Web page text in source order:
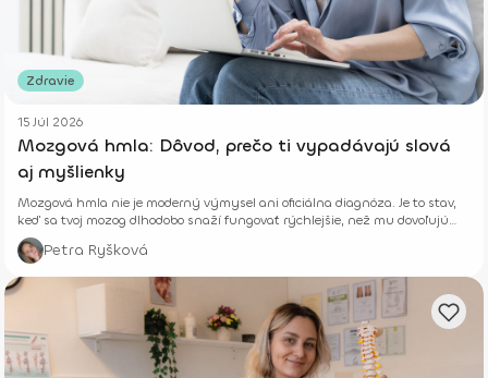
Zdravie
15 Júl 2026
Mozgová hmla: Dôvod, prečo ti vypadávajú slová
aj myšlienky
Mozgová hmla nie je moderný výmysel ani oficiálna diagnóza. Je to stav,
keď sa tvoj mozog dlhodobo snaží fungovať rýchlejšie, než mu dovoľujú
jeho biologické limity.
Petra Ryšková